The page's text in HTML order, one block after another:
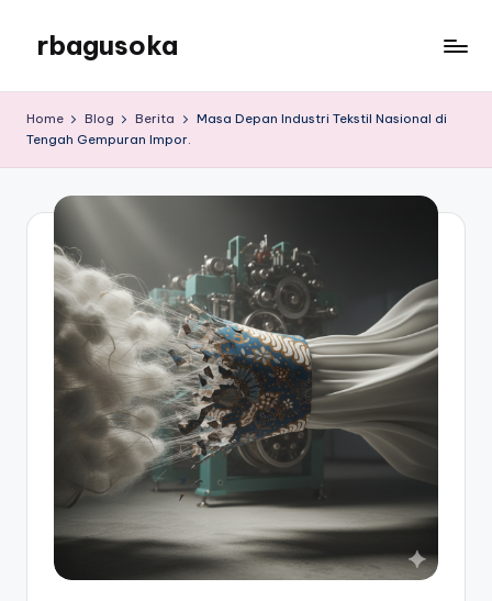
content
rbagusoka
Home Blog Berita
Masa Depan Industri Tekstil Nasional di
Tengah Gempuran Impor.